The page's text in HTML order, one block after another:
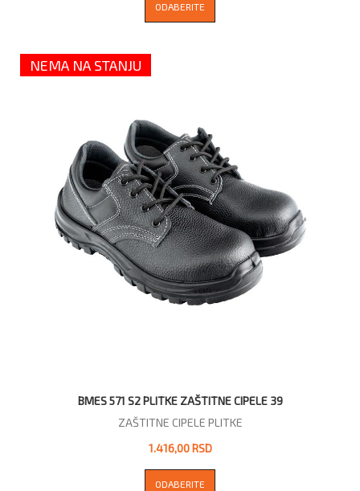
ODABERITE
NEMA NA STANJU
BMES 571 S2 PLITKE ZAŠTITNE CIPELE 39
ZAŠTITNE CIPELE PLITKE
1.416,00 RSD
ODABERITE